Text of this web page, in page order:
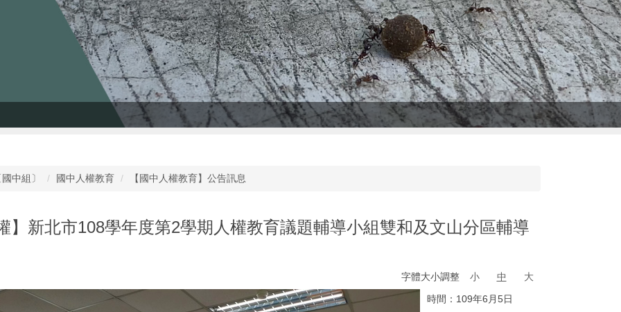
中組〕 國中人權教育 【國中人權教育】公告訊息
】新北市108學年度第2學期人權教育議題輔導小組雙和及文山分區輔導
字體大小調整 小 中 大
時間：109年6月5日